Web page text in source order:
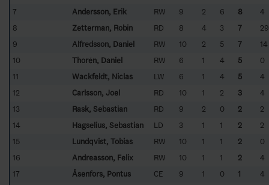
7
Andersson, Erik RW 9 2 6 8
4
8
Zetterman, Robin RD 8 4 3 7
29
9
Alfredsson, Daniel RW 10 2 5 7
14
10
Thorén, Daniel RW 6 1 4 5
0
11
Wackfeldt, Niclas LW 6 1 4 5
4
12
Carlsson, Joel RD 10 1 2 3
4
13
Rask, Sebastian RD 9 2 0 2
2
14
Hagselius, Sebastian LD 3 1 1 2
2
15
Lundqvist, Tobias RW 10 1 1 2
0
16
Andreasson, Felix RW 10 1 1 2
4
17
Åsenfors, Pontus CE 9 1 0 1
4